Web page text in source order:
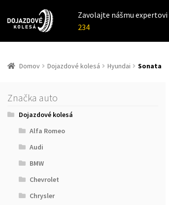
Zavolajte nášmu expertovi
234
Domov Dojazdové kolesá Hyundai Sonata
Značka auto
Dojazdové kolesá
Alfa Romeo
Audi
BMW
Chevrolet
Chrysler